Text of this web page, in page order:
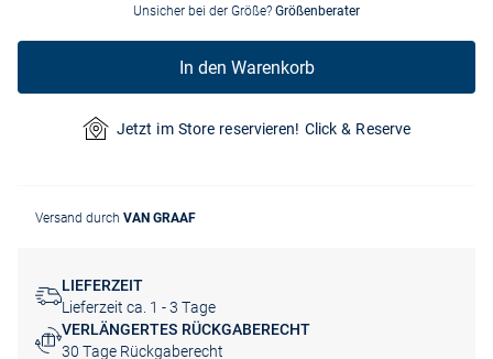
Unsicher bei der Größe? Größenberater
In den Warenkorb
Jetzt im Store reservieren! Click & Reserve
Versand durch VAN GRAAF
LIEFERZEIT
Lieferzeit ca. 1 - 3 Tage
VERLÄNGERTES RÜCKGABERECHT
30 Tage Rückgaberecht